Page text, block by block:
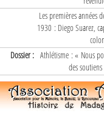
Les premières années
1930 : Diego Suarez,
Dossier : Athlétisme : « Nous
des